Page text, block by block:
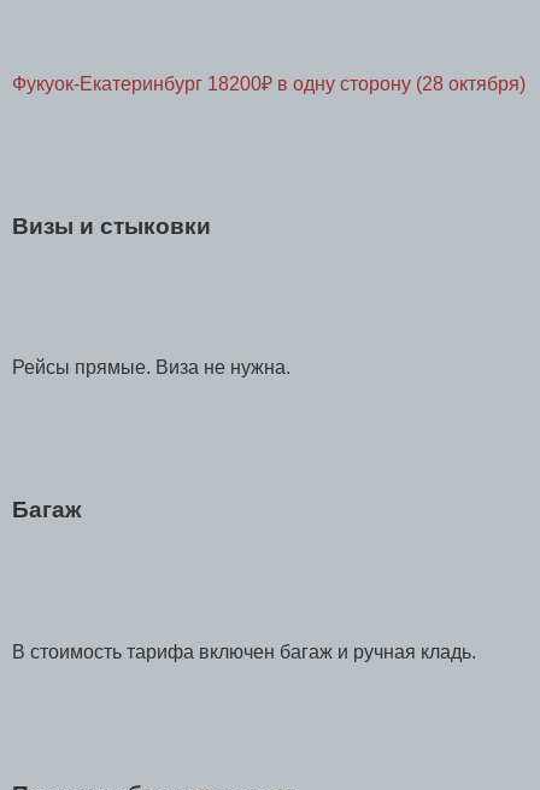
Фукуок-Екатеринбург 18200₽ в одну сторону (28 октября)
Визы и стыковки
Рейсы прямые. Виза не нужна.
Багаж
В стоимость тарифа включен багаж и ручная кладь.